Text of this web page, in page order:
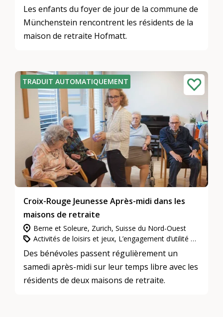
Les enfants du foyer de jour de la commune de
Münchenstein rencontrent les résidents de la
maison de retraite Hofmatt.
TRADUIT AUTOMATIQUEMENT
Croix-Rouge Jeunesse Après-midi dans les
maisons de retraite
Berne et Soleure, Zurich, Suisse du Nord-Ouest
Activités de loisirs et jeux, L’engagement d’utilité publique, Prise en charge intergénérationnelle
Des bénévoles passent régulièrement un
samedi après-midi sur leur temps libre avec les
résidents de deux maisons de retraite.